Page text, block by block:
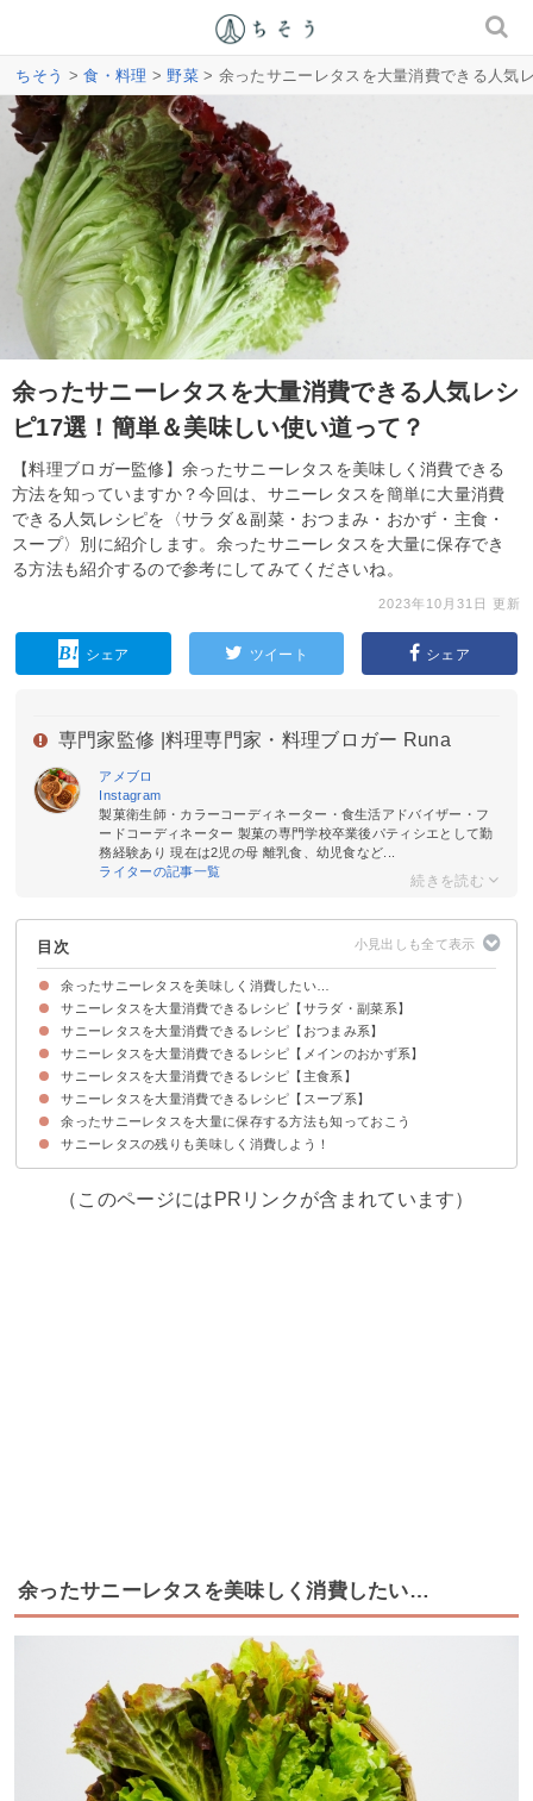
ちそう >食・料理 >野菜> 余ったサニーレタスを大量消費できる人気
余ったサニーレタスを大量消費できる人気レシ
ピ17選！簡単＆美味しい使い道って？
【料理ブロガー監修】余ったサニーレタスを美味しく消費できる
方法を知っていますか？今回は、サニーレタスを簡単に大量消費
できる人気レシピを〈サラダ＆副菜・おつまみ・おかず・主食・
スープ〉別に紹介します。余ったサニーレタスを大量に保存でき
る方法も紹介するので参考にしてみてくださいね。
2023年10月31日 更新
シェア ツイート シェア
専門家監修 | 料理専門家・料理ブロガー Runa
アメブロ
Instagram
製菓衛生師・カラーコーディネーター・食生活アドバイザー・フ
ードコーディネーター 製菓の専門学校卒業後パティシエとして勤
務経験あり 現在は2児の母 離乳食、幼児食など...
ライターの記事一覧
目次
余ったサニーレタスを美味しく消費したい…
サニーレタスを大量消費できるレシピ【サラダ・副菜系】
①サニーレタスのチョレギサラダ
②シーザーサラダ
③サニーレタスのナムル
④サニーレタスとツナのサラダ
サニーレタスを大量消費できるレシピ【おつまみ系】
①サニーレタスのチーズ巻き
②鶏皮ポン酢
③サーモンとクリームチーズの生春巻き
サニーレタスを大量消費できるレシピ【メインのおかず系】
①サニーレタスとふわふわ卵の牛肉炒め
②サニーレタスのステーキ風
③サニーレタスの肉巻き
④作り置きにもなるサニーレタスと揚げの炒め物
サニーレタスを大量消費できるレシピ【主食系】
①サニーレタスチャーハン
②サニーレタスのお好み焼き
③サニーレタスの冷製パスタ
サニーレタスを大量消費できるレシピ【スープ系】
①サニーレタスと卵のスープ
②豚肉とサニーレタスの大根おろし鍋
③サニーレタスとベーコンの生姜スープ
余ったサニーレタスを大量に保存する方法も知っておこう
サニーレタスの残りも美味しく消費しよう！
（このページにはPRリンクが含まれています）
余ったサニーレタスを美味しく消費したい…